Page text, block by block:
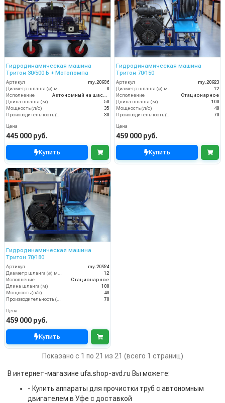
Гидродинамическая машина
Тритон 30/500 Б + Мотопомпа
Артикул
my.20936
8
Исполнение
Длина шланга (м)
50
Мощность (л/с)
35
30
Цена
445 000 руб.
Купить
Гидродинамическая машина
Тритон 70/150
Артикул
my.20923
12
Исполнение
Стационарное
Длина шланга (м)
100
Мощность (л/с)
40
70
Цена
459 000 руб.
Купить
Гидродинамическая машина
Тритон 70/180
Артикул
my.20924
12
Исполнение
Стационарное
Длина шланга (м)
100
Мощность (л/с)
40
70
Цена
459 000 руб.
Купить
Показано с 1 по 21 из 21 (всего 1 страниц)
В интернет-магазине ufa.shop-avd.ru Вы можете:
- Купить аппараты для прочистки труб с автономным
двигателем в Уфе с доставкой